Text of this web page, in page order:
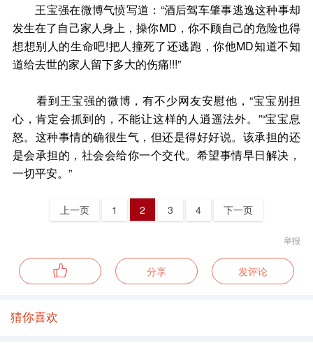
王宝强在微博气愤写道：“酒后驾车肇事逃逸这种事却
发生在了自己家人身上，操你MD，你不顾自己的危险也得
想想别人的生命吧!把人撞死了还逃跑，你他MD知道不知
道给去世的家人留下多大的伤痛!!!”
看到王宝强的微博，有不少网友安慰他，“宝宝别担
心，肯定会抓到的，不能让这样的人逍遥法外。”“宝宝息
怒。这种事情的确很生气，但还是得好好说。该承担的还
是会承担的，社会会给你一个交代。希望事情早日解决，
一切平安。”
上一页 1 2 3 4 下一页
举报
分享 发评论
猜你喜欢